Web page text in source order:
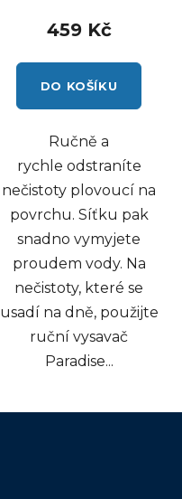
459 Kč
DO KOŠÍKU
Ručně a
rychle odstraníte
nečistoty plovoucí na
povrchu. Síťku pak
snadno vymyjete
proudem vody. Na
nečistoty, které se
usadí na dně, použijte
ruční vysavač
Paradise...